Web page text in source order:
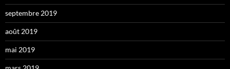
septembre 2019
août 2019
mai 2019